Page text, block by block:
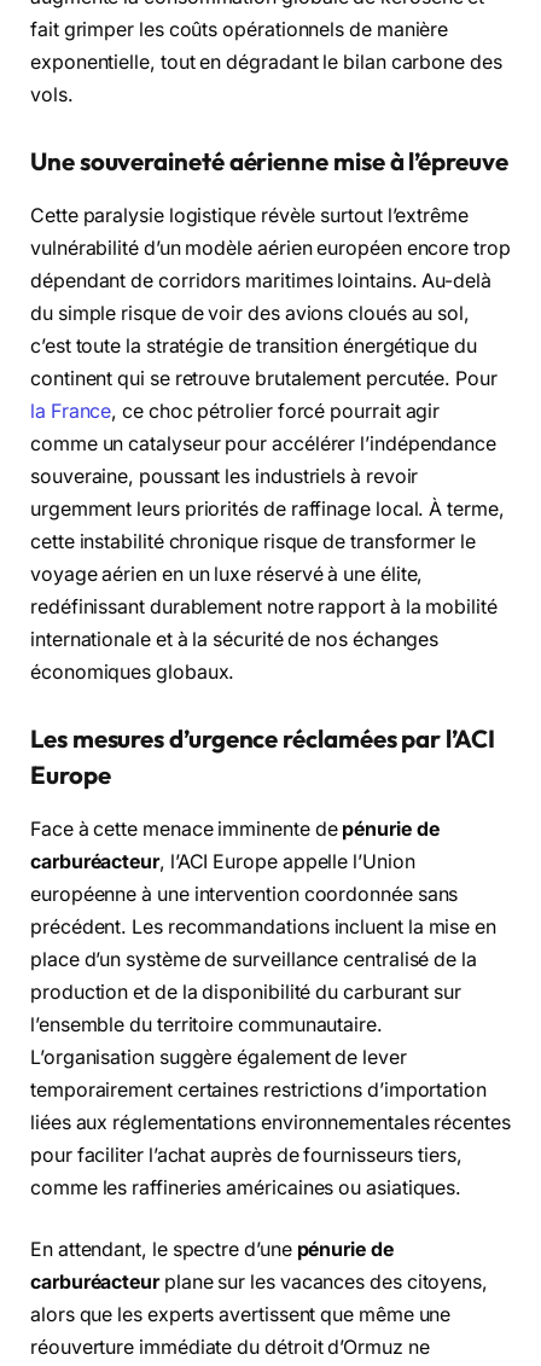
fait grimper les coûts opérationnels de manière
exponentielle, tout en dégradant le bilan carbone des
vols.
Une souveraineté aérienne mise à l’épreuve
Cette paralysie logistique révèle surtout l’extrême
vulnérabilité d’un modèle aérien européen encore trop
dépendant de corridors maritimes lointains. Au-delà
du simple risque de voir des avions cloués au sol,
c’est toute la stratégie de transition énergétique du
continent qui se retrouve brutalement percutée. Pour
la France, ce choc pétrolier forcé pourrait agir
comme un catalyseur pour accélérer l’indépendance
souveraine, poussant les industriels à revoir
urgemment leurs priorités de raffinage local. À terme,
cette instabilité chronique risque de transformer le
voyage aérien en un luxe réservé à une élite,
redéfinissant durablement notre rapport à la mobilité
internationale et à la sécurité de nos échanges
économiques globaux.
Les mesures d’urgence réclamées par l’ACI
Europe
Face à cette menace imminente de pénurie de
carburéacteur, l’ACI Europe appelle l’Union
européenne à une intervention coordonnée sans
précédent. Les recommandations incluent la mise en
place d’un système de surveillance centralisé de la
production et de la disponibilité du carburant sur
l’ensemble du territoire communautaire.
L’organisation suggère également de lever
temporairement certaines restrictions d’importation
liées aux réglementations environnementales récentes
pour faciliter l’achat auprès de fournisseurs tiers,
comme les raffineries américaines ou asiatiques.
En attendant, le spectre d’une pénurie de
carburéacteurplane sur les vacances des citoyens,
alors que les experts avertissent que même une
réouverture immédiate du détroit d’Ormuz ne